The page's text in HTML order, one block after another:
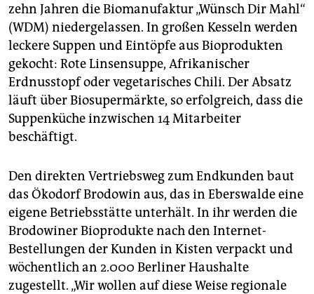
zehn Jahren die Biomanufaktur „Wünsch Dir Mahl“
(WDM) niedergelassen. In großen Kesseln werden
leckere Suppen und Eintöpfe aus Bioprodukten
gekocht: Rote Linsensuppe, Afrikanischer
Erdnusstopf oder vegetarisches Chili. Der Absatz
läuft über Biosupermärkte, so erfolgreich, dass die
Suppenküche inzwischen 14 Mitarbeiter
beschäftigt.
Den direkten Vertriebsweg zum Endkunden baut
das Ökodorf Brodowin aus, das in Eberswalde eine
eigene Betriebsstätte unterhält. In ihr werden die
Brodowiner Bioprodukte nach den Internet-
Bestellungen der Kunden in Kisten verpackt und
wöchentlich an 2.000 Berliner Haushalte
zugestellt. „Wir wollen auf diese Weise regionale